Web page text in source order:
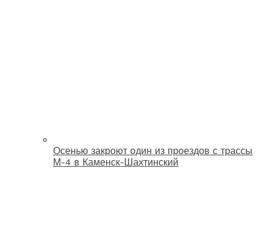
Осенью закроют один из проездов с трассы
М-4 в Каменск-Шахтинский